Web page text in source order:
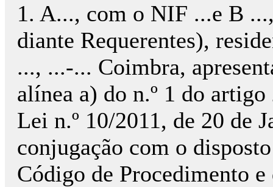
1. A..., com o NIF ...e B
diante Requerentes),
..., ...-... Coimbra,
alínea a) do n.º 1 do
Lei n.º 10/2011, de 20 de
conjugação com o
Código de Procedimento